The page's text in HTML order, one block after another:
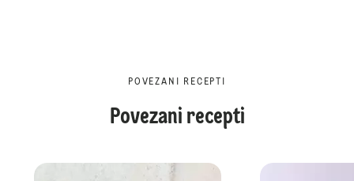
POVEZANI RECEPTI
Povezani recepti